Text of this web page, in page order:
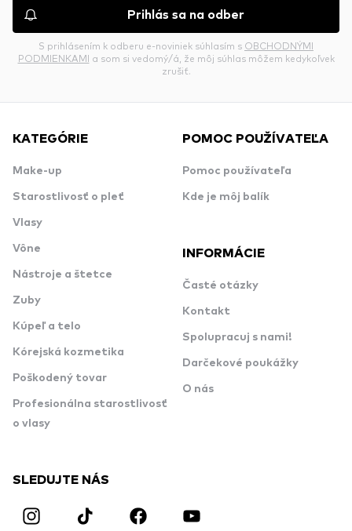
Prihlás sa na odber
S prihlásením k odberu e-noviniek súhlasím s OBCHODNÝMI
PODMIENKAMI a som si vedomý/á, že môj súhlas môžem kedykoľvek
zrušiť.
KATEGÓRIE
Make-up
Starostlivosť o pleť
Vlasy
Vône
Nástroje a štetce
Zuby
Kúpeľ a telo
Kórejská kozmetika
Poškodený tovar
Profesionálna starostlivosť
o vlasy
POMOC POUŽÍVATEĽA
Pomoc používateľa
Kde je môj balík
INFORMÁCIE
Časté otázky
Kontakt
Spolupracuj s nami!
Darčekové poukážky
O nás
SLEDUJTE NÁS